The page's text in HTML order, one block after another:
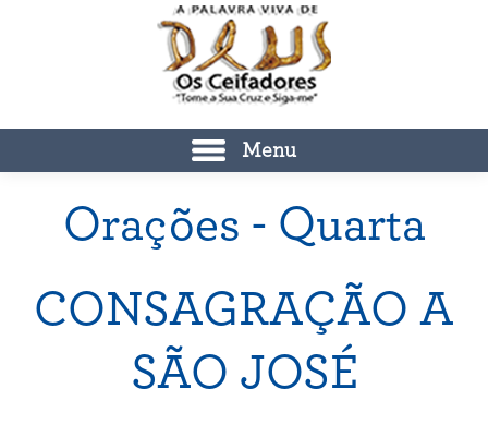
Menu
Orações - Quarta
CONSAGRAÇÃO A
SÃO JOSÉ